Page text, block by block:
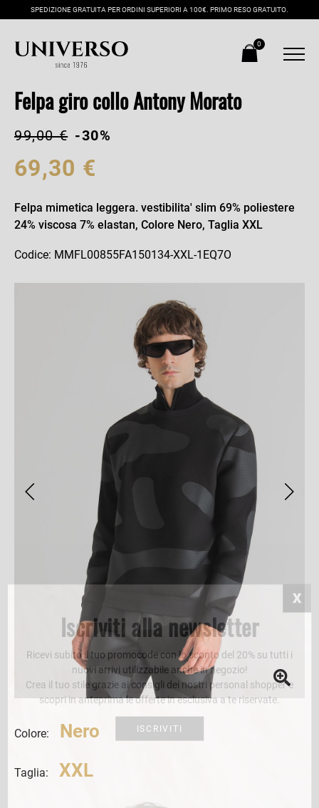
SPEDIZIONE GRATUITA PER ORDINI SUPERIORI A 100€. PRIMO RESO GRATUITO.
0
Felpa giro collo Antony Morato
99,00 € -30%
69,30 €
Felpa mimetica leggera. vestibilita' slim 69% poliestere
24% viscosa 7% elastan, Colore Nero, Taglia XXL
Codice: MMFL00855FA150134-XXL-1EQ7O
Colore: Nero
Taglia: XXL
Iscriviti alla newsletter
Ricevi subito il tuo promocode con lo sconto del 20% su tutti i
nuovi arrivi utilizzabile anche in negozio!
Crea il tuo stile grazie ai consigli dei nostri personal shopper e
scopri in anteprima le offerte in esclusiva a te riservate.
ISCRIVITI